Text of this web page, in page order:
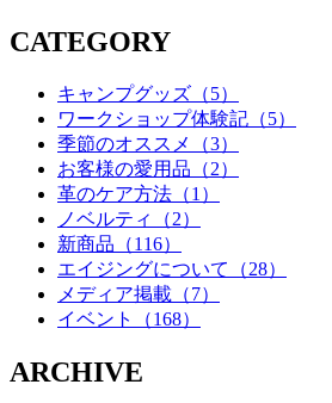
CATEGORY
キャンプグッズ（5）
ワークショップ体験記（5）
季節のオススメ（3）
お客様の愛用品（2）
革のケア方法（1）
ノベルティ（2）
新商品（116）
エイジングについて（28）
メディア掲載（7）
イベント（168）
ARCHIVE